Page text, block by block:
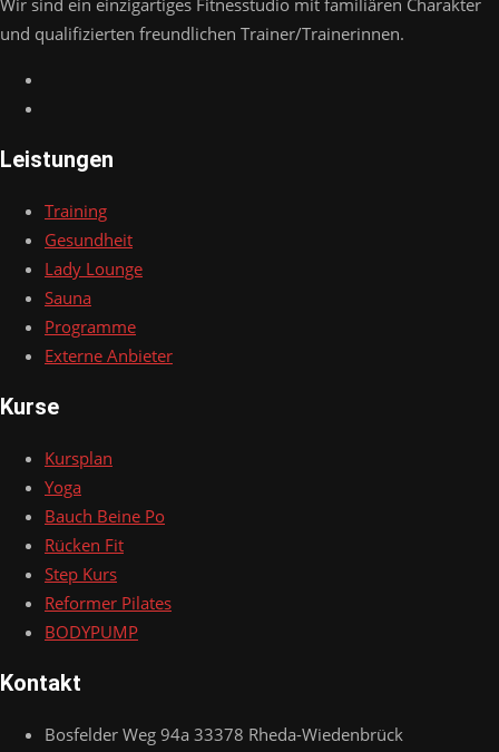
Wir sind ein einzigartiges Fitnesstudio mit familiären Charakter
und qualifizierten freundlichen Trainer/Trainerinnen.
Leistungen
Training
Gesundheit
Lady Lounge
Sauna
Programme
Externe Anbieter
Kurse
Kursplan
Yoga
Bauch Beine Po
Rücken Fit
Step Kurs
Reformer Pilates
BODYPUMP
Kontakt
Bosfelder Weg 94a 33378 Rheda-Wiedenbrück